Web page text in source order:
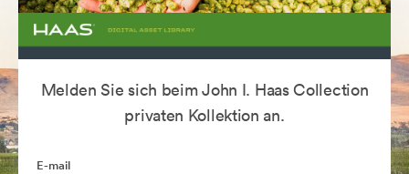
Melden Sie sich beim John I. Haas Collection
privaten Kollektion an.
E-mail